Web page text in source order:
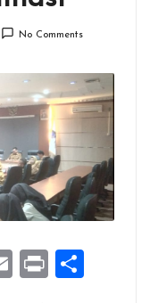
No Comments
E
Pr